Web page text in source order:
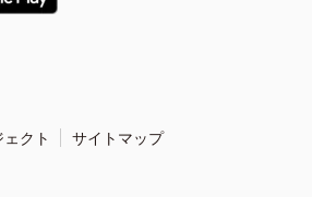
クト サイトマップ